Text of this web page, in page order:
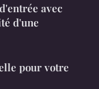
avec
d'une
pour votre